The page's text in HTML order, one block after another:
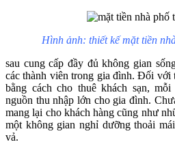
Hình ảnh: thiết kế mặt tiền
sau cung cấp đầy đủ không gian
các thành viên trong gia đình. Đối với
bằng cách cho thuê khách sạn,
nguồn thu nhập lớn cho gia đình.
mang lại cho khách hàng cũng như
một không gian nghỉ dưỡng thoải
vả.